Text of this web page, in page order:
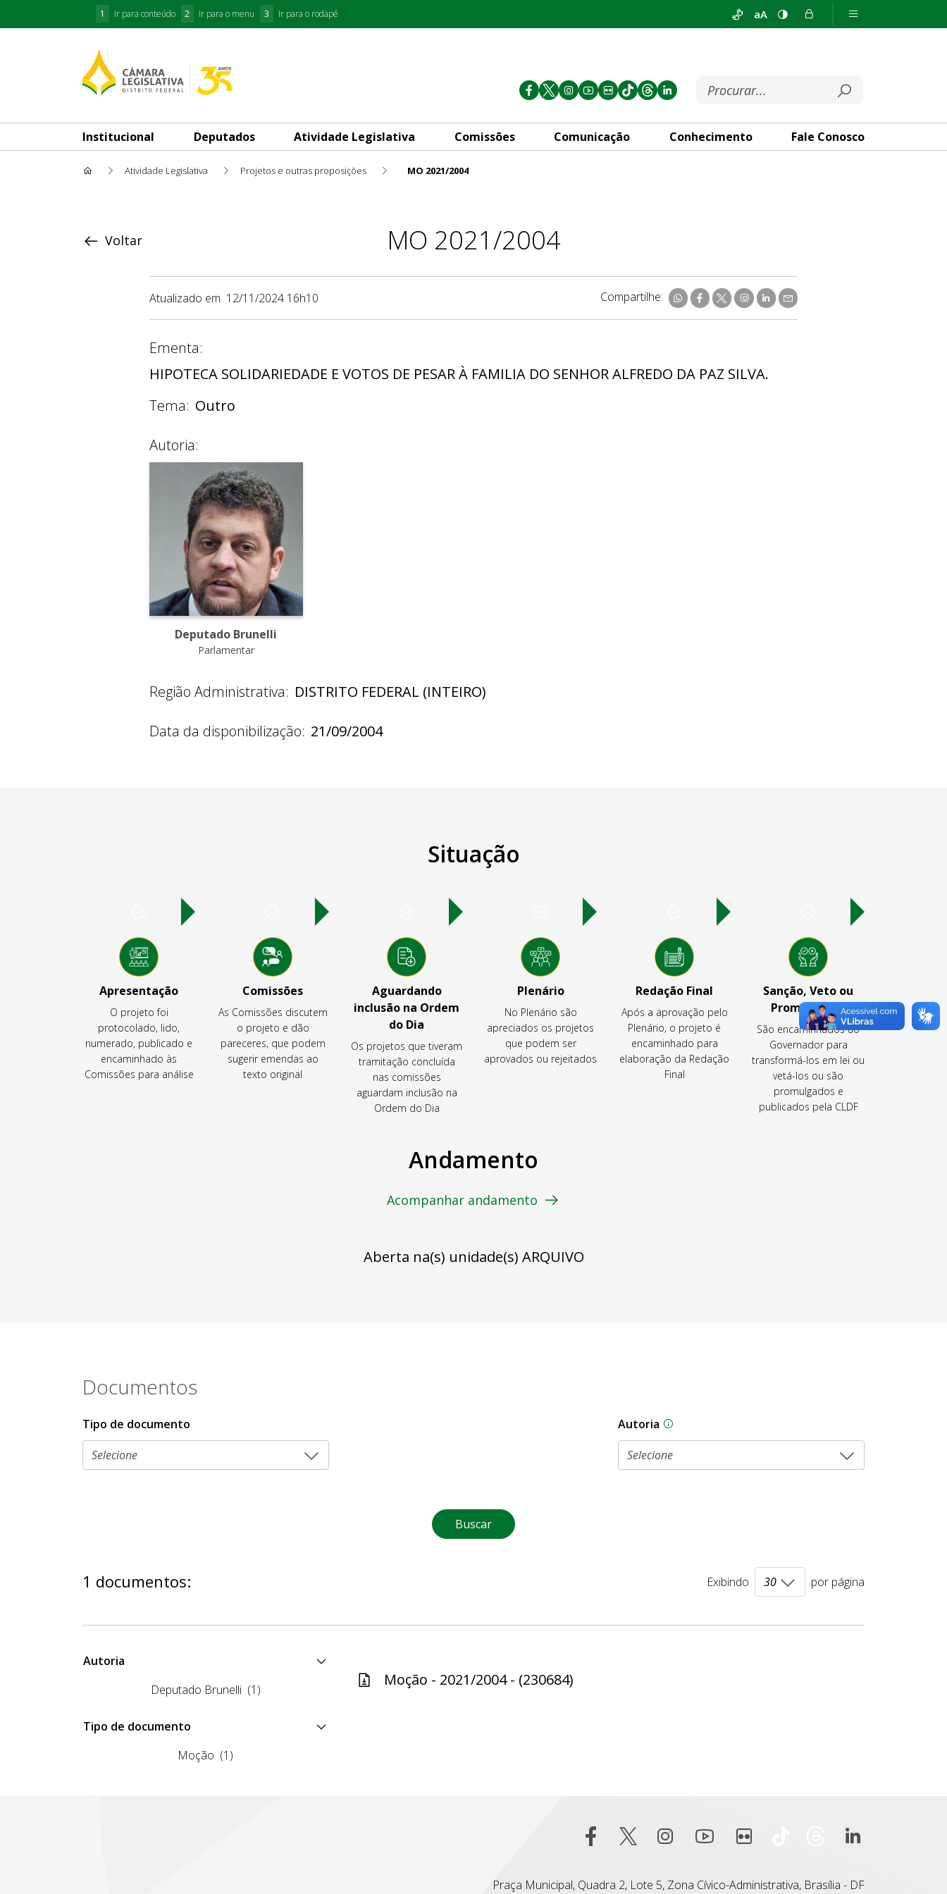
1 Ir para conteúdo 2 Ir para o menu 3 Ir para o rodapé aA
Institucional Deputados Atividade Legislativa Comissões Comunicação Conhecimento Fale Conosco
Atividade Legislativa Projetos e outras proposições MO 2021/2004
MO 2021/2004
Voltar
Atualizado em 12/11/2024 16h10 Compartilhe:
Ementa:
HIPOTECA SOLIDARIEDADE E VOTOS DE PESAR À FAMILIA DO SENHOR ALFREDO DA PAZ SILVA.
Tema: Outro
Autoria:
Deputado Brunelli
Parlamentar
Região Administrativa: DISTRITO FEDERAL (INTEIRO)
Data da disponibilização: 21/09/2004
Situação
Apresentação
O projeto foi
protocolado, lido,
numerado, publicado e
encaminhado às
Comissões para análise
Comissões
As Comissões discutem
o projeto e dão
pareceres, que podem
sugerir emendas ao
texto original
Aguardando
inclusão na Ordem
do Dia
Os projetos que tiveram
tramitação concluída
nas comissões
aguardam inclusão na
Ordem do Dia
Plenário
No Plenário são
apreciados os projetos
que podem ser
aprovados ou rejeitados
Redação Final
Após a aprovação pelo
Plenário, o projeto é
encaminhado para
elaboração da Redação
Final
Sanção, Veto ou
Promulgação
São encaminhados ao
Governador para
transformá-los em lei ou
vetá-los ou são
promulgados e
publicados pela CLDF
Andamento
Acompanhar andamento
Aberta na(s) unidade(s) ARQUIVO
Documentos
Tipo de documento Autoria As proposições legislativas na CLDF podem ser
Buscar
1 documentos: Exibindo por página
Autoria
Deputado Brunelli (1)
Tipo de documento
Moção (1)
Moção - 2021/2004 - (230684)
Praça Municipal, Quadra 2, Lote 5, Zona Cívico-Administrativa, Brasília - DF